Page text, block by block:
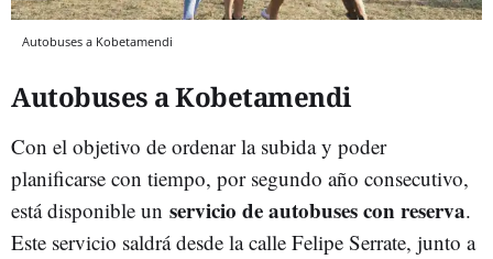
Autobuses a Kobetamendi
Autobuses a Kobetamendi
Con el objetivo de ordenar la subida y poder
planificarse con tiempo, por segundo año consecutivo,
está disponible un servicio de autobuses con reserva.
Este servicio saldrá desde la calle Felipe Serrate, junto a